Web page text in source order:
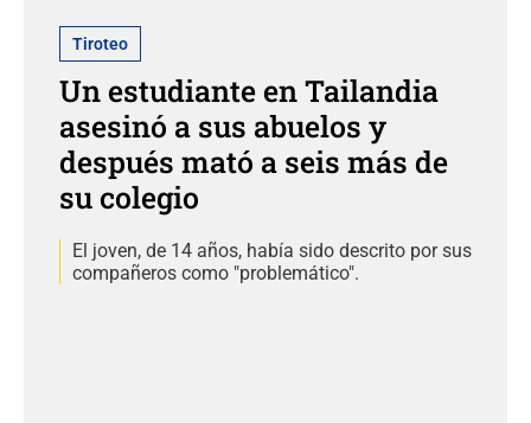
Tiroteo
Un estudiante en Tailandia
asesinó a sus abuelos y
después mató a seis más de
su colegio
El joven, de 14 años, había sido descrito por sus
compañeros como "problemático".